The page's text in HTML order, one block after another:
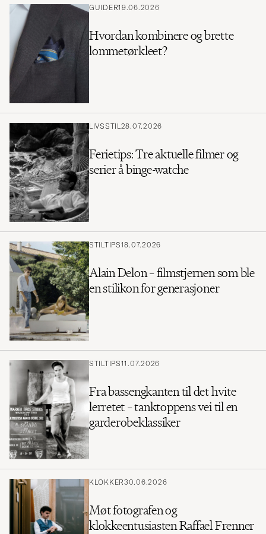
GUIDER19.06.2026
Hvordan kombinere og brette
lommetørkleet?
LIVSSTIL 28.07.2026
Ferietips: Tre aktuelle filmer og
serier å binge-watche
STILTIPS18.07.2026
Alain Delon – filmstjernen som ble
en stilikon for generasjoner
STILTIPS11.07.2026
Fra bassengkanten til det hvite
lerretet – tanktoppens vei til en
garderobeklassiker
KLOKKER30.06.2026
Møt fotografen og
klokkeentusiasten Raffael Frenner